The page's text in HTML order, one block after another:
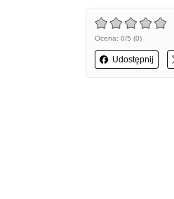
Ocena: 0/5 (0)
Udostępnij